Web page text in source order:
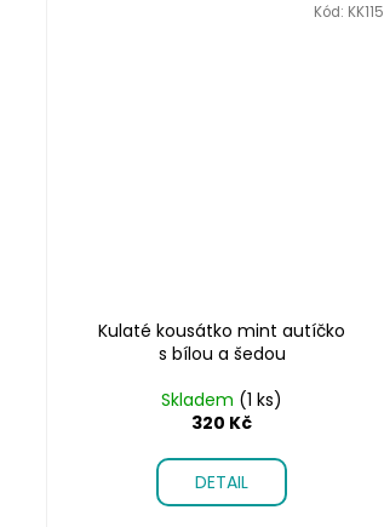
Kulaté kousátko mint autíčko
s bílou a šedou
Skladem (1 ks)
320 Kč
DETAIL
Kód: KK115